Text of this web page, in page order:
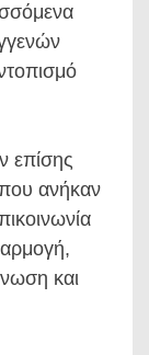
επίσης
ανήκαν
και